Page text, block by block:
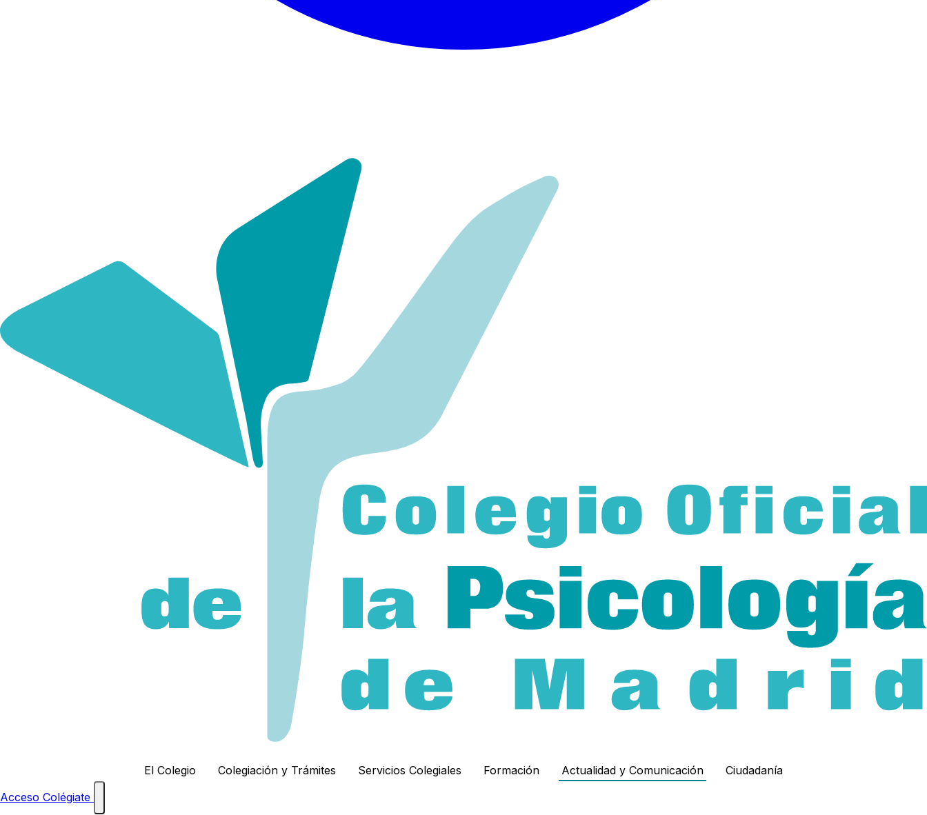
El Colegio Colegiación y Trámites Servicios Colegiales Formación Actualidad y Comunicación
Ciudadanía
Acceso Colégiate